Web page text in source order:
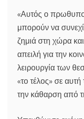
«Αυτός ο
μπορούν να
ζημιά στη χώρα
απειλή για την
λειρουργία των
«το τέλος» σε
την κάθαρση από